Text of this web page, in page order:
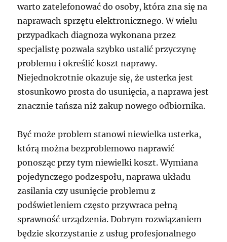
warto zatelefonować do osoby, która zna się na
naprawach sprzętu elektronicznego. W wielu
przypadkach diagnoza wykonana przez
specjalistę pozwala szybko ustalić przyczynę
problemu i określić koszt naprawy.
Niejednokrotnie okazuje się, że usterka jest
stosunkowo prosta do usunięcia, a naprawa jest
znacznie tańsza niż zakup nowego odbiornika.
Być może problem stanowi niewielka usterka,
którą można bezproblemowo naprawić
ponosząc przy tym niewielki koszt. Wymiana
pojedynczego podzespołu, naprawa układu
zasilania czy usunięcie problemu z
podświetleniem często przywraca pełną
sprawność urządzenia. Dobrym rozwiązaniem
będzie skorzystanie z usług profesjonalnego